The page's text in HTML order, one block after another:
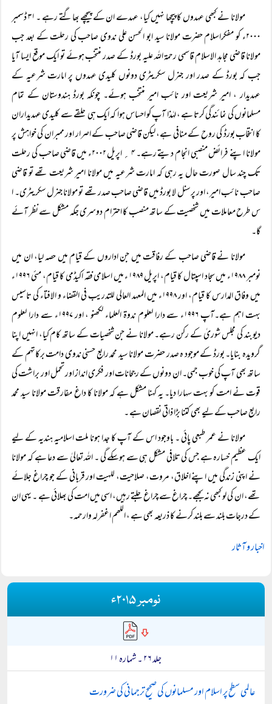
مولانا نے کبھی عہدوں کا پیچھا نہیں کیا، عہدے ان کے پیچھے بھاگتے رہے ۔ ۳۱ ڈسمبر
۲۰۰۰ء کو مفکراسلام حضرت مولانا سید ابو الحسن علی ندوی صاحب کی رحلت کے بعد جب
مولانا قاضی مجاہد الاسلام قاسمی رحمۃ اللہ علیہ بورڈ کے صدر منتخب ہوئے تو ایک موقع ایسا آیا
جب کہ بورڈ کے صدر اور جنرل سکریٹری دونوں کلیدی عہدوں پر امارت شرعیہ کے
عہدیدار ، امیر شریعت اور نائب امیر منتخب ہوئے۔ چونکہ بورڈ ہندوستان کے تمام
مسلمانوں کی نمائندگی کرتا ہے ، لہٰذا آپ کو احساس ہوا کہ ایک ہی حلقے سے کلیدی عہدیداران
کا انتخاب بورڈ کی روح کے منافی ہے، لیکن قاضی صاحب کے اصرار اور ممبران کی خواہش پر
مولانا اپنے فرائض منصبی انجام دیتے رہے۔ ۴ ؍ اپریل ۲۰۰۲ء میں قاضی صاحب کی رحلت
تک چند سال صورت حال یہ رہی کہ امارت شرعیہ میں مولانا امیر شریعت تھے تو قاضی
صاحب نائب امیر، اور پرسنل لا بورڈ میں قاضی صاحب صدر تھے تو مولانا جنرل سکریٹری۔ ا
س طرح معاملات میں شخصیت کے ساتھ منصب کا احترام دوسری جگہ مشکل سے نظر آئے
گا۔
مولانا نے قاضی صاحب کے رفاقت میں جن اداروں کے قیام میں حصہ لیا، ان میں
نومبر ۱۹۸۸ء میں سجاد اسپتال کا قیام، اپریل ۱۹۸۹ء میں اسلامی فقہ اکیڈمی کا قیام، مئی ۱۹۹۶ء
میں وفاق المدارس کا قیام، اور ۱۹۹۸ء میں المعہد العالی للتدریب فی القضاء و الافتاء کی تاسیس
بہت اہم ہے۔آپ ۱۹۹۶ء سے دارا لعلوم ندوۃ العلماء لکھنو ، اور ۱۹۹۷ء سے دارا لعلوم
دیوبند کی مجلس شوریٰ کے رکن رہے۔ مولانا نے جن شخصیات کے ساتھ کام کیا، انہیں اپنا
گرویدہ بنایا۔ بورڈ کے موجود ہ صدر حضرت مولانا سید محمد رابع حسنی ندوی دامت برکاتہم کے
ساتھ بھی آپ کی خوب جمی۔ ان دونوں کے رجحانات اور فکری انداز اور تحمل اور براشت کی
قوت نے امت کو بہت سہارا دیا۔ یہ کہنا مشکل ہے کہ مولانا کا داغ مفارقت مولانا سید محمد
رابع صاحب کے لیے بھی کتنا بڑا ذاتی نقصان ہے ۔
مولانا نے عمر طبعی پائی ۔ باوجود اس کے آپ کا جدا ہونا ملت اسلامیہ ہندیہ کے لیے
ایک عظیم خسارہ ہے جس کی تلافی مشکل ہی سے ہوسکے گی ۔ اللہ تعالیٰ سے دعا ہے کہ مولانا
نے اپنی زندگی میں اپنے اخلاق، مروت، صلاحیت، للہیت اور قربانی کے جو چراغ جلائے
تھے، ان کی لو کبھی نہ بجھے۔ چراغ سے چراغ جلتے رہیں، اسی میں امت کی بھلائی ہے ۔ یہی ان
کے درجات بلند سے بلند کرنے کا ذریعہ بھی ہے ، اللھم اغفرلہ وارحمہ۔
اخبار و آثار
نومبر ۲۰۱۵ء
جلد ۲۶ ۔ شمارہ ۱۱
عالمی سطح پر اسلام اور مسلمانوں کی صحیح ترجمانی کی ضرورت